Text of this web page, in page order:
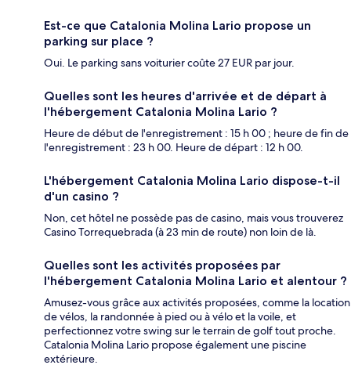
Est-ce que Catalonia Molina Lario propose un
parking sur place ?
Oui. Le parking sans voiturier coûte 27 EUR par jour.
Quelles sont les heures d'arrivée et de départ à
l'hébergement Catalonia Molina Lario ?
Heure de début de l'enregistrement : 15 h 00 ; heure de fin de
l'enregistrement : 23 h 00. Heure de départ : 12 h 00.
L'hébergement Catalonia Molina Lario dispose-t-il
d'un casino ?
Non, cet hôtel ne possède pas de casino, mais vous trouverez
Casino Torrequebrada (à 23 min de route) non loin de là.
Quelles sont les activités proposées par
l'hébergement Catalonia Molina Lario et alentour ?
Amusez-vous grâce aux activités proposées, comme la location
de vélos, la randonnée à pied ou à vélo et la voile, et
perfectionnez votre swing sur le terrain de golf tout proche.
Catalonia Molina Lario propose également une piscine
extérieure.